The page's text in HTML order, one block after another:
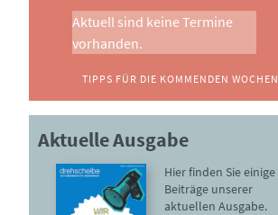
Aktuell sind keine Termine
vorhanden.
TIPPS FÜR DIE KOMMENDEN WOCHEN
Aktuelle Ausgabe
Hier finden Sie einige
Beiträge unserer
aktuellen Ausgabe.